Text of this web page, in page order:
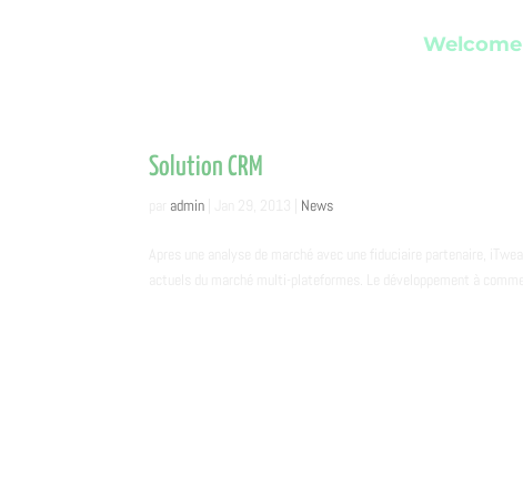
Welcome
Solution CRM
admin News